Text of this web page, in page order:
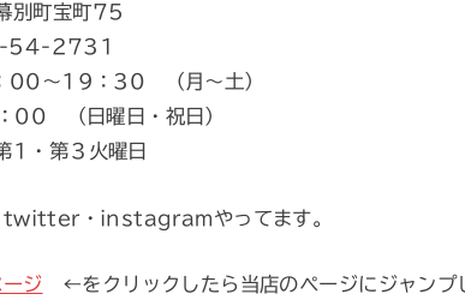
別町宝町75
54-2731
00～19：30 （月～土）
（日曜日・祝日）
1・第３火曜日
・instagramやってます。
ジ ←をクリックしたら当店のページにジャンプ